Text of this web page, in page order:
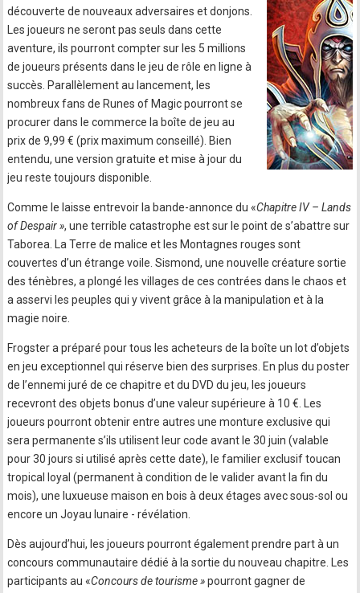
découverte de nouveaux adversaires et donjons.
Les joueurs ne seront pas seuls dans cette
aventure, ils pourront compter sur les 5 millions
de joueurs présents dans le jeu de rôle en ligne à
succès. Parallèlement au lancement, les
nombreux fans de Runes of Magic pourront se
procurer dans le commerce la boîte de jeu au
prix de 9,99 € (prix maximum conseillé). Bien
entendu, une version gratuite et mise à jour du
jeu reste toujours disponible.
Comme le laisse entrevoir la bande-annonce du «Chapitre IV – Lands
of Despair », une terrible catastrophe est sur le point de s’abattre sur
Taborea. La Terre de malice et les Montagnes rouges sont
couvertes d’un étrange voile. Sismond, une nouvelle créature sortie
des ténèbres, a plongé les villages de ces contrées dans le chaos et
a asservi les peuples qui y vivent grâce à la manipulation et à la
magie noire.
Frogster a préparé pour tous les acheteurs de la boîte un lot d’objets
en jeu exceptionnel qui réserve bien des surprises. En plus du poster
de l’ennemi juré de ce chapitre et du DVD du jeu, les joueurs
recevront des objets bonus d’une valeur supérieure à 10 €. Les
joueurs pourront obtenir entre autres une monture exclusive qui
sera permanente s’ils utilisent leur code avant le 30 juin (valable
pour 30 jours si utilisé après cette date), le familier exclusif toucan
tropical loyal (permanent à condition de le valider avant la fin du
mois), une luxueuse maison en bois à deux étages avec sous-sol ou
encore un Joyau lunaire - révélation.
Dès aujourd’hui, les joueurs pourront également prendre part à un
concours communautaire dédié à la sortie du nouveau chapitre. Les
participants au «Concours de tourisme »pourront gagner de